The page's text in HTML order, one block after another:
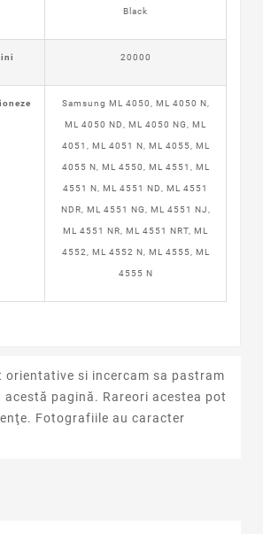
Black
20000
Samsung ML 4050, ML 4050 N,
ML 4050 ND, ML 4050 NG, ML
4051, ML 4051 N, ML 4055, ML
4055 N, ML 4550, ML 4551, ML
4551 N, ML 4551 ND, ML 4551
NDR, ML 4551 NG, ML 4551 NJ,
ML 4551 NR, ML 4551 NRT, ML
4552, ML 4552 N, ML 4555, ML
4555 N
si incercam sa pastram
pagină. Rareori acestea pot
Fotografiile au caracter